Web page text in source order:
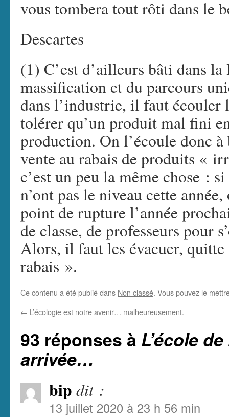
vous tombera tout rôti dans le
Descartes
(1) C’est d’ailleurs bâti dans
massification et du parcours
dans l’industrie, il faut écouler
tolérer qu’un produit mal fini
production. On l’écoule donc
vente au rabais de produits «
c’est un peu la même chose :
n’ont pas le niveau cette
point de rupture l’année
de classe, de professeurs pour
Alors, il faut les évacuer,
rabais ».
Ce contenu a été publié dans Non classé. Vous pouvez le
← L’écologie est notre avenir… malheureusement.
93 réponses à L’école
arrivée…
bip dit :
13 juillet 2020 à 23 h 56 min